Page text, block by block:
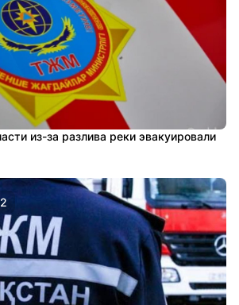
из-за разлива реки эвакуировали